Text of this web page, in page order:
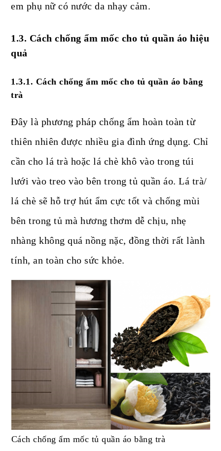
em phụ nữ có nước da nhạy cảm.
1.3. Cách chống ẩm mốc cho tủ quần áo hiệu
quả
1.3.1. Cách chống ẩm mốc cho tủ quần áo bằng
trà
Đây là phương pháp chống ẩm hoàn toàn từ
thiên nhiên được nhiều gia đình ứng dụng. Chỉ
cần cho lá trà hoặc lá chè khô vào trong túi
lưới vào treo vào bên trong tủ quần áo. Lá trà/
lá chè sẽ hỗ trợ hút ẩm cực tốt và chống mùi
bên trong tủ mà hương thơm dễ chịu, nhẹ
nhàng không quá nồng nặc, đồng thời rất lành
tính, an toàn cho sức khỏe.
Cách chống ẩm mốc tủ quần áo bằng trà